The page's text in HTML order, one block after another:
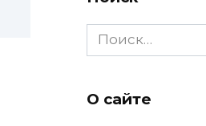
Search
for:
О сайте